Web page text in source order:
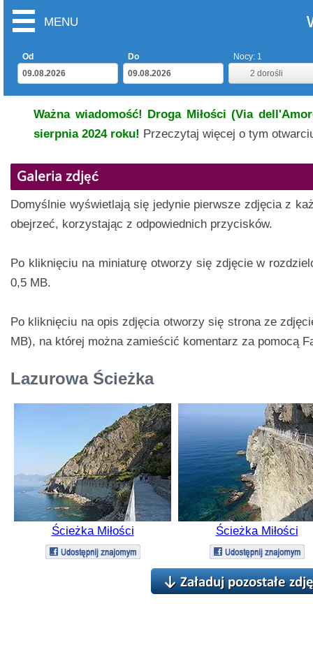
MENU
Od
Do
2 dorośli
Nocy: 1
Ważna wiadomość! Droga Miłości (Via
sierpnia 2024 roku! Przeczytaj więcej o tym
Galeria zdjęć
Domyślnie wyświetlają się jedynie pierwsze zdjęcia z
obejrzeć, korzystając z odpowiednich przycisków.
Po kliknięciu na miniaturę otworzy się zdjęcie w
0,5 MB.
Po kliknięciu na opis zdjęcia otworzy się strona ze
MB), na której można zamieścić komentarz za pomocą
Lazurowa Ścieżka
Ścieżka Miłości Ścieżka Miłości